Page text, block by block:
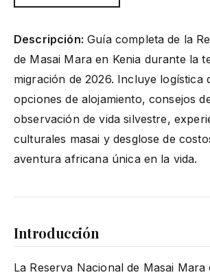
Descripción: Guía completa de la
de Masai Mara en Kenia durante la
migración de 2026. Incluye logística
opciones de alojamiento, consejos
observación de vida silvestre,
culturales masai y desglose de
aventura africana única en la vida.
Introducción
La Reserva Nacional de Masai Mara